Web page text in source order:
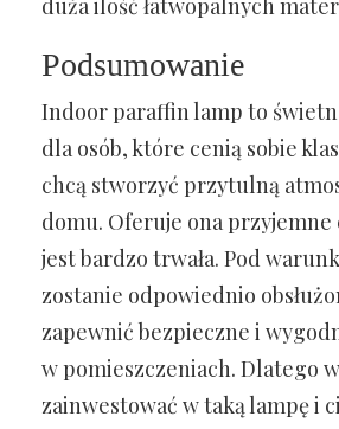
duża ilość łatwopalnych
Podsumowanie
Indoor paraffin lamp to
dla osób, które cenią sobie
chcą stworzyć przytulną
domu. Oferuje ona przyjemne
jest bardzo trwała. Pod
zostanie odpowiednio
zapewnić bezpieczne i
w pomieszczeniach. Dlatego
zainwestować w taką lampę i